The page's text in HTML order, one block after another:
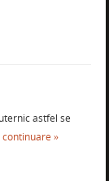
astfel se
continuare »